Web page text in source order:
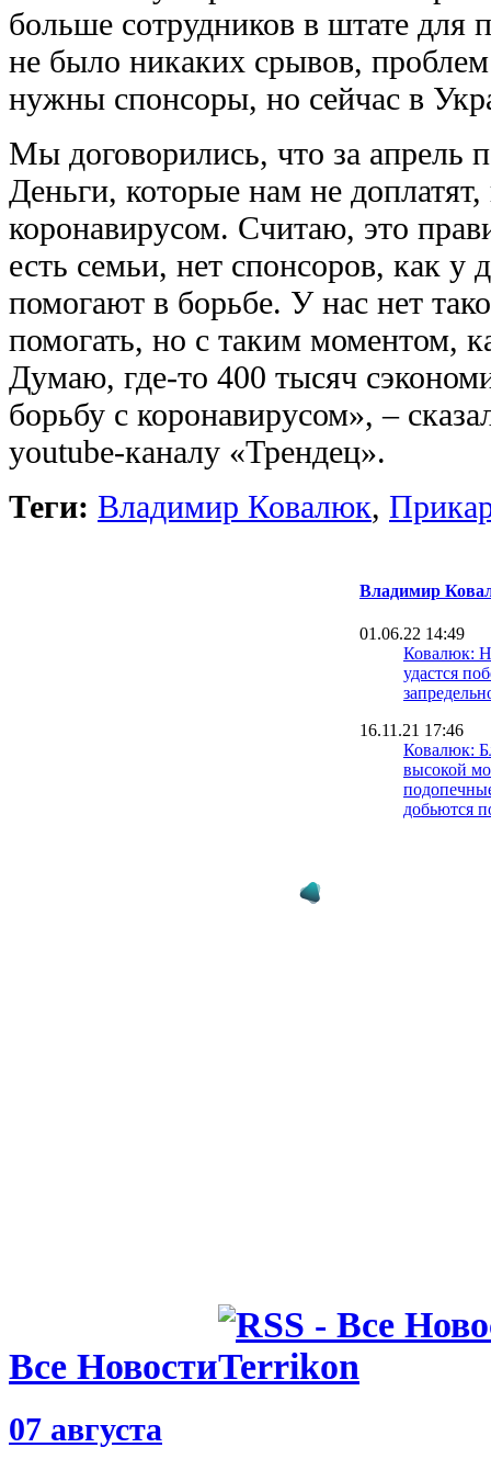
больше сотрудников в штате для
не было никаких срывов,
нужны спонсоры, но сейчас в
Мы договорились, что за апрель
Деньги, которые нам не
коронавирусом. Считаю, это
есть семьи, нет спонсоров, как у
помогают в борьбе. У нас нет
помогать, но с таким моментом,
Думаю, где-то 400 тысяч
борьбу с коронавирусом», –
youtube-каналу «Трендец».
Теги: Владимир Ковалюк,
Владимир
01.06.22 14:49
Ковалюк:
удастся
16.11.21 17:46
Ковалюк:
высокой
добьются
Все Новости
07 августа